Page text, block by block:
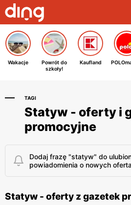
Wakacje
Powrót do
szkoły!
Kaufland
TAGI
Statyw - oferty i
promocyjne
Dodaj frazę "statyw" do
powiadomienia o nowych
Statyw - oferty z gazetek